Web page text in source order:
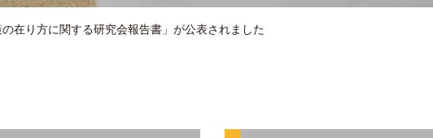
の在り方に関する研究会報告書」が公表されました